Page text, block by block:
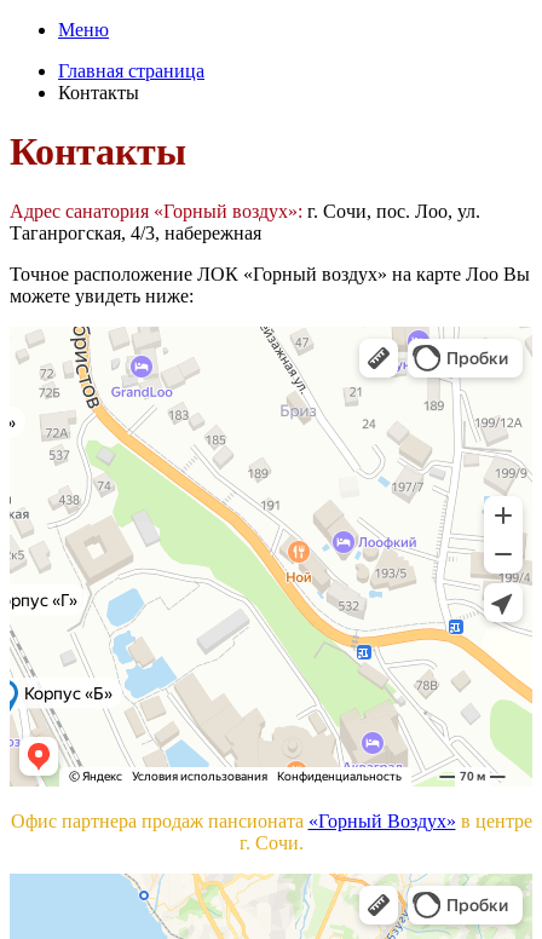
Меню
Главная страница
Контакты
Контакты
Адрес санатория «Горный воздух»: г. Сочи, пос. Лоо, ул.
Таганрогская, 4/3, набережная
Точное расположение ЛОК «Горный воздух» на карте Лоо Вы
можете увидеть ниже:
Офис партнера продаж пансионата «Горный Воздух» в центре
г. Сочи.